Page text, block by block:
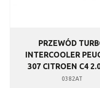
PRZEWÓD
INTERCOOLER
307 CITROEN C4
0382AT